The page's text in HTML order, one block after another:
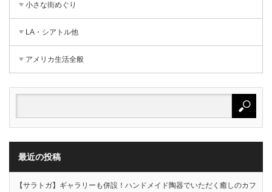
小さな街めぐり
LA・シアトル他
アメリカ生活全般
最近の投稿
【サラトガ】ギャラリーも併設！ハンドメイド陶器でいただく癒しのカフ